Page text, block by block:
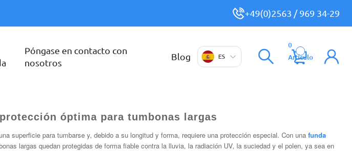
+49(0)2563 / 969 34-29
Póngase en contacto con
nosotros
Blog ES
0
Artículo
óptima para tumbonas largas
superficie para tumbarse y, debido a su longitud y forma, requiere una protección especial. Con una funda
largas quedan protegidas de forma fiable contra la lluvia, la radiación UV, la suciedad y el polen, ya sea en